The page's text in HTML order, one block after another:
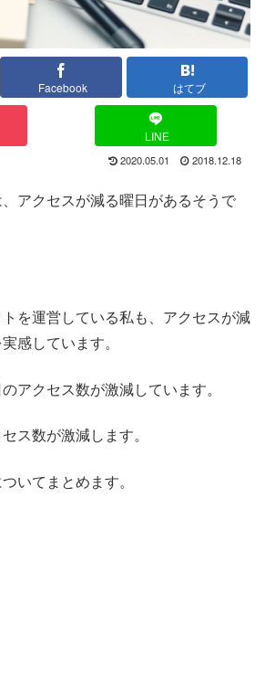
Facebook はてブ
LINE
2020.05.01 2018.12.18
アクセスが減る曜日があるそうで
を運営している私も、アクセスが減
感しています。
アクセス数が激減しています。
ス数が激減します。
いてまとめます。